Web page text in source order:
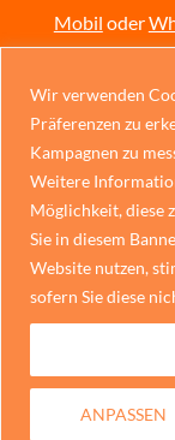
Wir verwenden
Präferenzen zu
Kampagnen zu
Weitere
Möglichkeit, diese
Sie in diesem
Website nutzen,
sofern Sie diese
ANPASSEN
Mobil oder
Montag –
KONTAKT